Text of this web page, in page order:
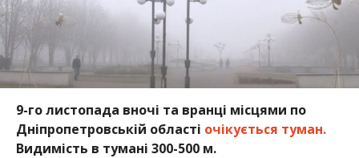
9-го листопада вночі та вранці місцями по
Дніпропетровській області очікується туман.
Видимість в тумані 300-500 м.